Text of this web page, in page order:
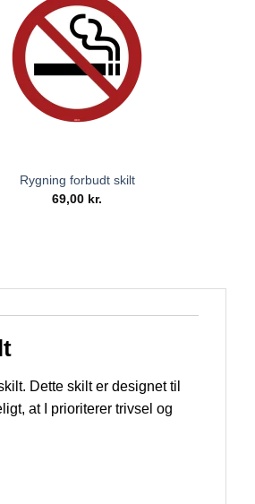
Rygning forbudt skilt
69,00 kr.
Dette skilt er designet til
at I prioriterer trivsel og